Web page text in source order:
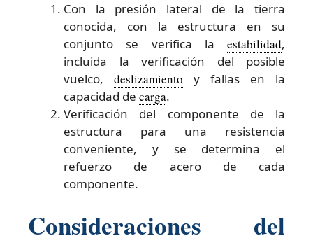
Con la presión lateral de la tierra
conocida, con la estructura en su
conjunto se verifica la estabilidad,
incluida la verificación del posible
vuelco, deslizamiento y fallas en la
capacidad de carga.
Verificación del componente de la
estructura para una resistencia
conveniente, y se determina el
refuerzo de acero de cada
componente.
Consideraciones del